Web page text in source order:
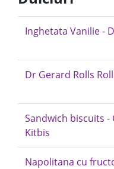
Inghetata Vanilie -
Dr Gerard Rolls
Sandwich biscuits -
Kitbis
Napolitana cu